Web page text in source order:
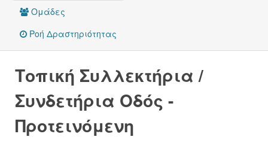
Ομάδες
Ροή Δραστηριότητας
Τοπική Συλλεκτήρια /
Συνδετήρια Οδός -
Προτεινόμενη